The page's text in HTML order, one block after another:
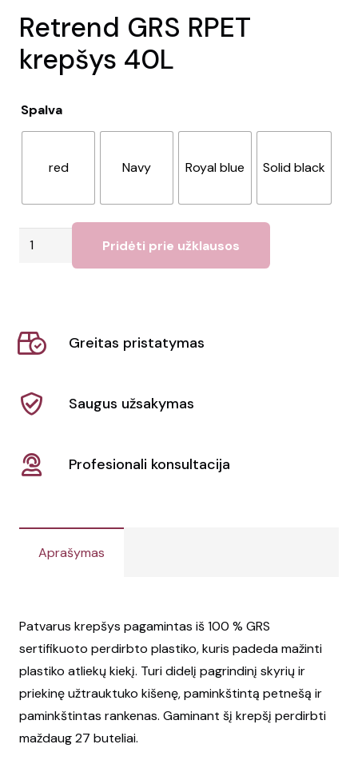
Retrend GRS RPET
krepšys 40L
Spalva
red Navy Royal blue Solid black
produkto
krepšys
Pridėti prie užklausos
Greitas pristatymas
Saugus užsakymas
Profesionali konsultacija
Aprašymas
Patvarus krepšys pagamintas iš 100 % GRS
sertifikuoto perdirbto plastiko, kuris padeda mažinti
plastiko atliekų kiekį. Turi didelį pagrindinį skyrių ir
priekinę užtrauktuko kišenę, paminkštintą petnešą ir
paminkštintas rankenas. Gaminant šį krepšį perdirbti
maždaug 27 buteliai.